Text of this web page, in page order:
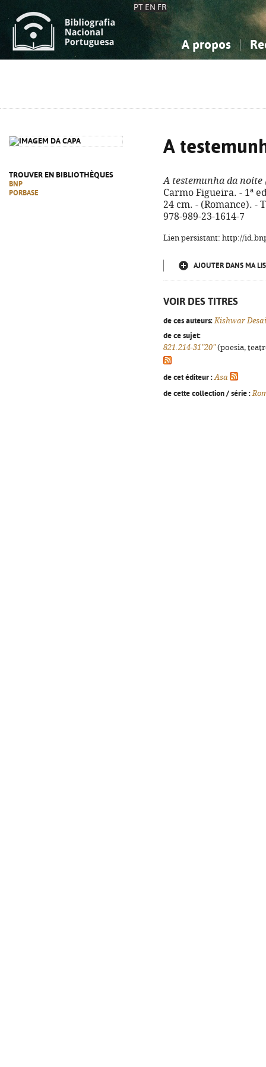
PT EN FR
A propos
TROUVER EN BIBLIOTHÈQUES
BNP
PORBASE
A
A testemunha da noite
Carmo Figueira. - 1ª
24 cm. - (Romance). -
978-989-23-1614-7
Lien persistant: http://
AJOUTER DANS MA
VOIR DES TITRES
de ces auteurs: Kishwar Desai
de ce sujet:
821.214-31"20"(poesia,
de cet éditeur : Asa
de cette collection / série :